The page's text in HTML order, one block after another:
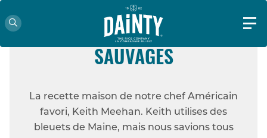
BLEUETS SAUVAGES
SANS GLUTEN
POUDING AUX BLEUETS
SAUVAGES
La recette maison de notre chef Américain
favori, Keith Meehan. Keith utilises des
bleuets de Maine, mais nous savions tous